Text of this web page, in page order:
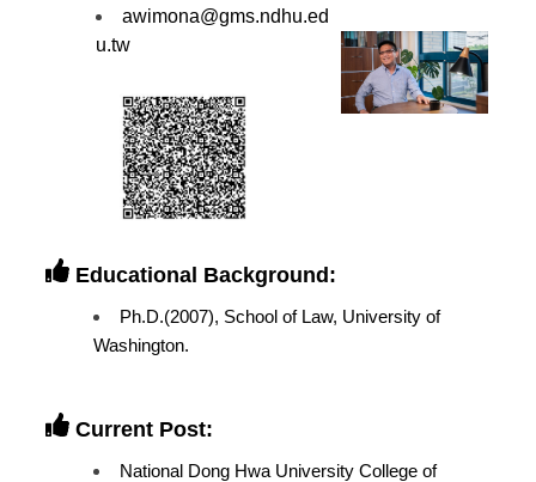
awimona@gms.ndhu.ed
u.tw
Educational Background:
Ph.D.(2007), School of Law, University of
Washington.
Current Post:
National Dong Hwa University College of